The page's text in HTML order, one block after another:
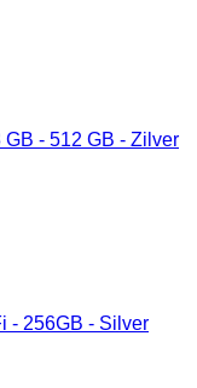
- 512 GB - Zilver
- 256GB - Silver